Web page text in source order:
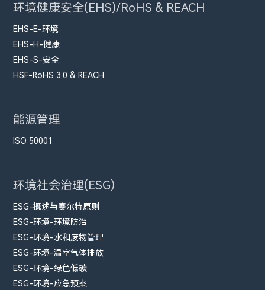
环境健康安全(EHS)/RoHS & REACH
EHS-E-环境
EHS-H-健康
EHS-S-安全
HSF-RoHS 3.0 & REACH
能源管理
ISO 50001
环境社会治理(ESG)
ESG-概述与赛尔特原则
ESG-环境-环境防治
ESG-环境-水和废物管理
ESG-环境-温室气体排放
ESG-环境-绿色低碳
ESG-环境-应急预案